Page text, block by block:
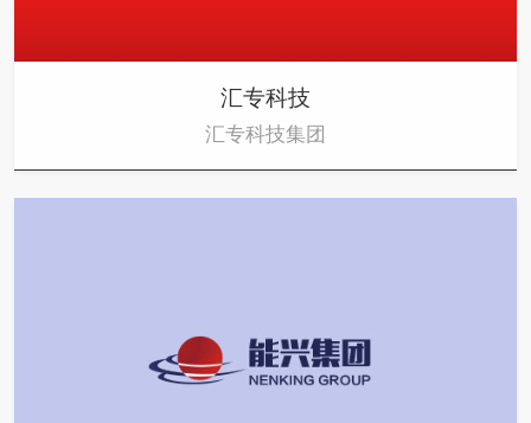
汇专科技
汇专科技集团